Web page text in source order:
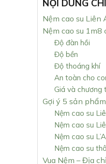
NỘI DUNG
Nệm cao su Liên
Nệm cao su 1m8
Độ đàn hồi
Độ bền
Độ thoáng khí
An toàn cho
Giá và chương
Gợi ý 5 sản
Nệm cao su
Nệm cao su
Nệm cao su
Nệm cao su
Vua Nệm – Địa